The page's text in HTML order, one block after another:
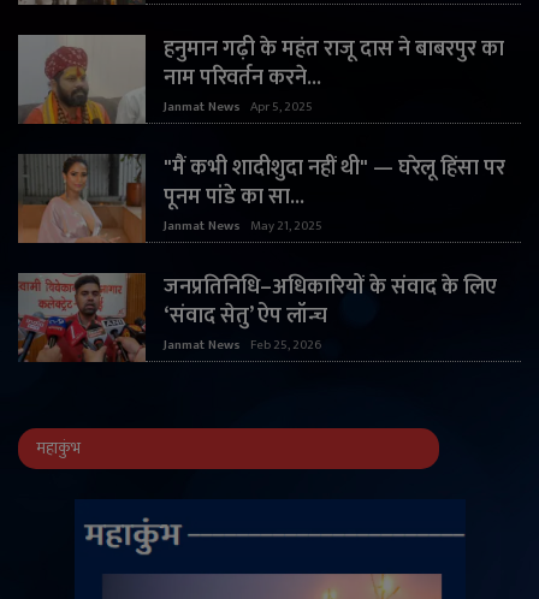
हनुमान गढ़ी के महंत राजू दास ने बाबरपुर का
नाम परिवर्तन करने...
Janmat News Apr 5, 2025
"मैं कभी शादीशुदा नहीं थी" — घरेलू हिंसा पर
पूनम पांडे का सा...
Janmat News May 21, 2025
जनप्रतिनिधि–अधिकारियों के संवाद के लिए
‘संवाद सेतु’ ऐप लॉन्च
Janmat News Feb 25, 2026
महाकुंभ